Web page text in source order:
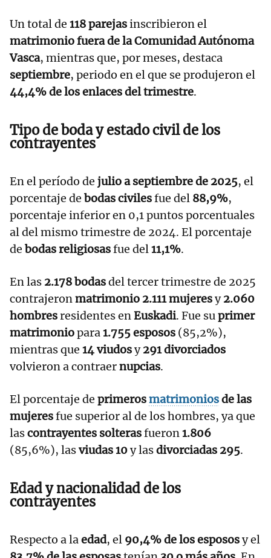
Un total de 118 parejasinscribieron el
matrimonio fuera de la Comunidad Autónoma
Vasca, mientras que, por meses, destaca
septiembre, periodo en el que se produjeron el
44,4% de los enlaces del trimestre.
Tipo de boda y estado civil de los
contrayentes
En el período de julio a septiembre de 2025, el
porcentaje de bodas civilesfue del 88,9%,
porcentaje inferior en 0,1 puntos porcentuales
al del mismo trimestre de 2024. El porcentaje
de bodas religiosasfue del11,1%.
En las 2.178 bodasdel tercer trimestre de 2025
contrajeronmatrimonio 2.111 mujeresy2.060
hombresresidentes enEuskadi. Fue suprimer
matrimoniopara1.755 esposos (85,2%),
mientras que 14 viudosy291 divorciados
volvieron a contraernupcias.
El porcentaje de primerosmatrimoniosde las
mujeresfue superior al de los hombres, ya que
lascontrayentes solterasfueron1.806
(85,6%), lasviudas 10y lasdivorciadas 295.
Edad y nacionalidad de los
contrayentes
Respecto a laedad, el 90,4% de los espososy el